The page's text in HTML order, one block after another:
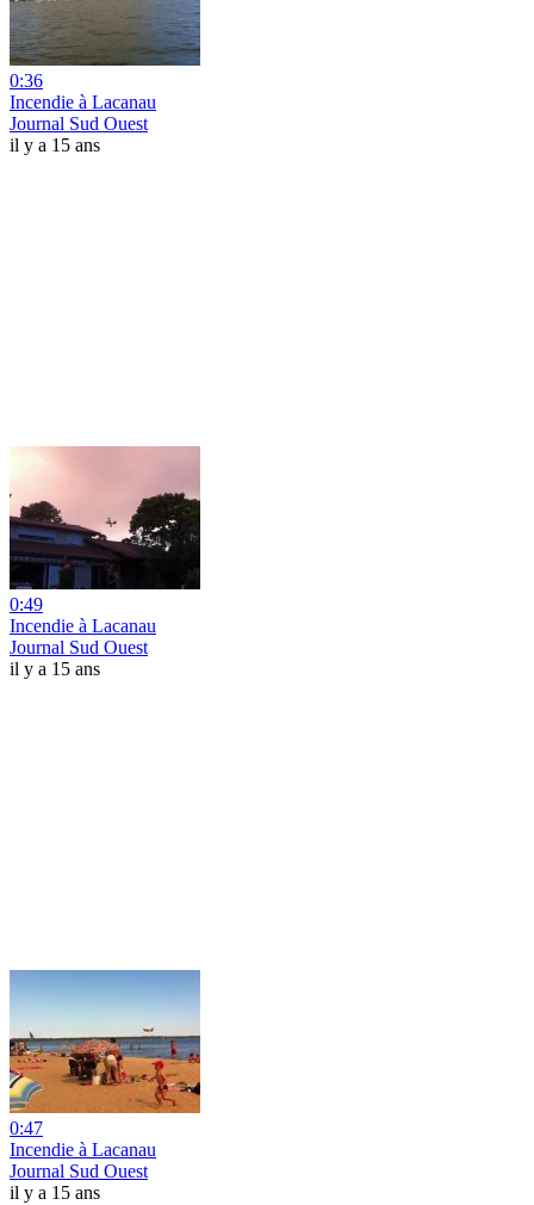
0:36
Incendie à Lacanau
Journal Sud Ouest
il y a 15 ans
0:49
Incendie à Lacanau
Journal Sud Ouest
il y a 15 ans
0:47
Incendie à Lacanau
Journal Sud Ouest
il y a 15 ans